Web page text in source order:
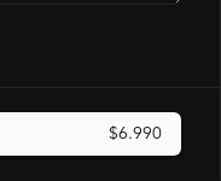
$6.990